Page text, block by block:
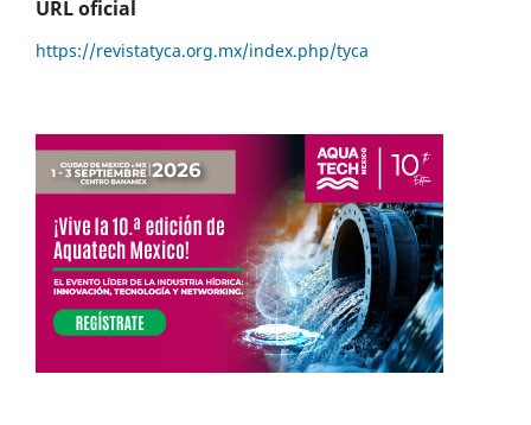
URL oficial
https://revistatyca.org.mx/index.php/tyca